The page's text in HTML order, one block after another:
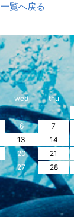
一覧へ戻る
wed thu
6 7
13 14
20 21
27 28